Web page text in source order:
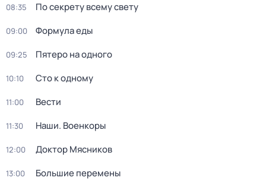
08:35 По секрету всему свету
09:00 Формула еды
09:25 Пятеро на одного
10:10 Сто к одному
11:00 Вести
11:30 Наши. Военкоры
12:00 Доктор Мясников
13:00 Большие перемены